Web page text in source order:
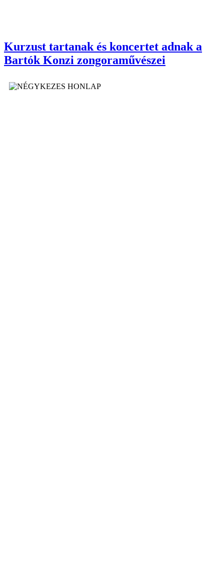
Kurzust tartanak és koncertet adnak a
Bartók Konzi zongoraművészei